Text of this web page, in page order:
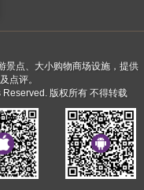
景点、大小购物商场设施，提供
点评。
版权所有 不得转载